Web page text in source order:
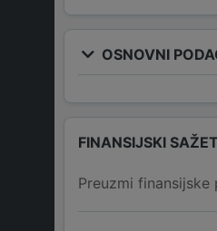
OSNOVNI
FINANSIJSKI
Preuzmi finansijske